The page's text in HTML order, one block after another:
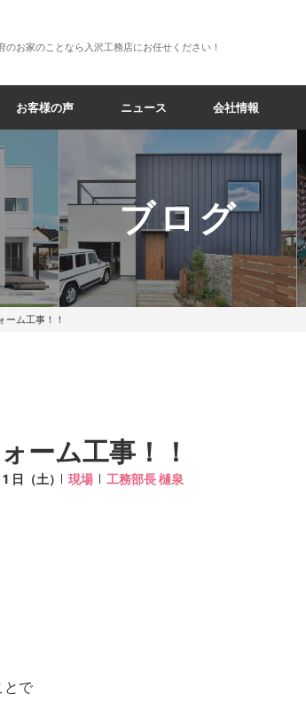
のお家のことなら入沢工務店にお任せください！
お客様の声 ニュース 会社情報
ブログ
ーム工事！！
ーム工事！！
日（土） 現場 工務部長 樋泉
とで